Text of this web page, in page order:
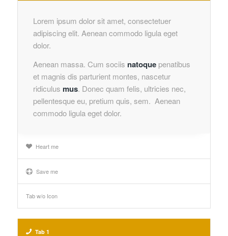
Lorem ipsum dolor sit amet, consectetuer
adipiscing elit. Aenean commodo ligula eget
dolor.
Aenean massa. Cum sociis natoquepenatibus
et magnis dis parturient montes, nascetur
ridiculus mus. Donec quam felis, ultricies nec,
pellentesque eu, pretium quis, sem. Aenean
commodo ligula eget dolor.
Heart me
Save me
Tab w/o Icon
Tab 1